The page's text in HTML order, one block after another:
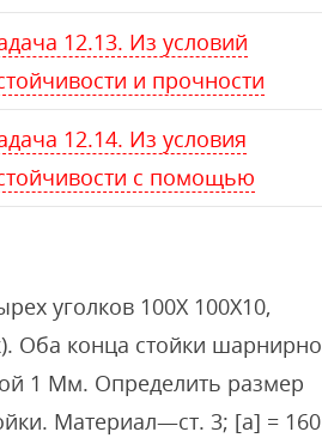
12.13. Из условий
и прочности
12.14. Из условия
с помощью
уголков 100X 100X10,
Оба конца стойки шарнирно
1 Мм. Определить размер
Материал—ст. 3; [а] = 160